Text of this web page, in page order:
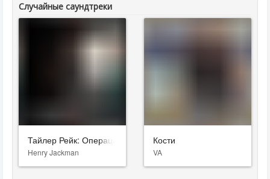
Случайные саундтреки
Тайлер Рейк: Операция по спасению
Henry Jackman
Кости
VA